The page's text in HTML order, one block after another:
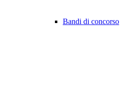
Bandi di concorso